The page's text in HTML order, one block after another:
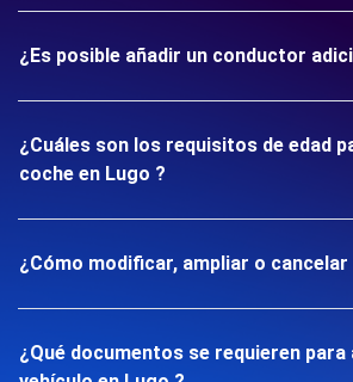
¿Es posible añadir un conductor
¿Cuáles son los requisitos de edad
coche en Lugo ?
¿Cómo modificar, ampliar o cancelar
¿Qué documentos se requieren para